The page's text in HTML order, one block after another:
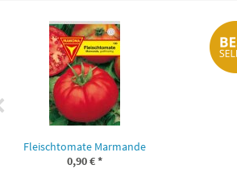
Fleischtomate Marmande
0,90 €*